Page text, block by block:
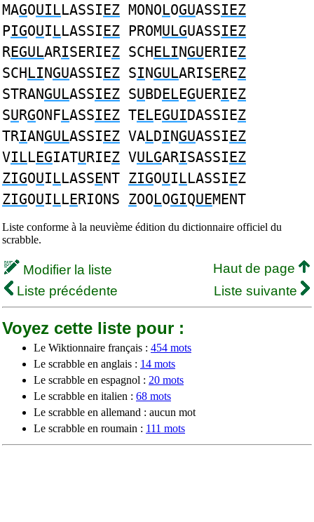
MAGOUILLASSIEZ MONOLOGUASSIEZ
PIGOUILLASSIEZ PROMULGUASSIEZ
REGULARISERIEZ SCHELINGUERIEZ
SCHLINGUASSIEZ SINGULARISEREZ
STRANGULASSIEZ SUBDELEGUERIEZ
SURGONFLASSIEZ TELEGUIDASSIEZ
TRIANGULASSIEZ VALDINGUASSIEZ
VILLEGIATURIEZ VULGARISASSIEZ
ZIGOUILLASSENT ZIGOUILLASSIEZ
ZIGOUILLERIONS ZOOLOGIQUEMENT
Liste conforme à la neuvième édition du dictionnaire officiel du
scrabble.
Modifier la liste
Haut de page
Liste précédente
Liste suivante
Voyez cette liste pour :
Le Wiktionnaire français : 454 mots
Le scrabble en anglais : 14 mots
Le scrabble en espagnol : 20 mots
Le scrabble en italien : 68 mots
Le scrabble en allemand : aucun mot
Le scrabble en roumain : 111 mots